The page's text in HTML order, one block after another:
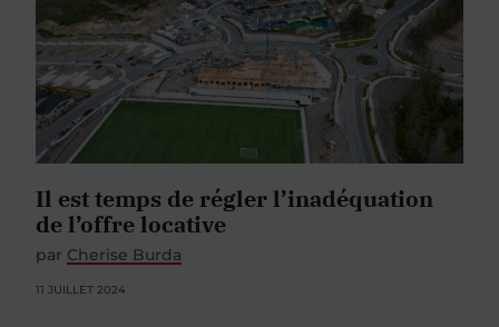
Il est temps de régler l’inadéquation
de l’offre locative
par Cherise Burda
11 JUILLET 2024